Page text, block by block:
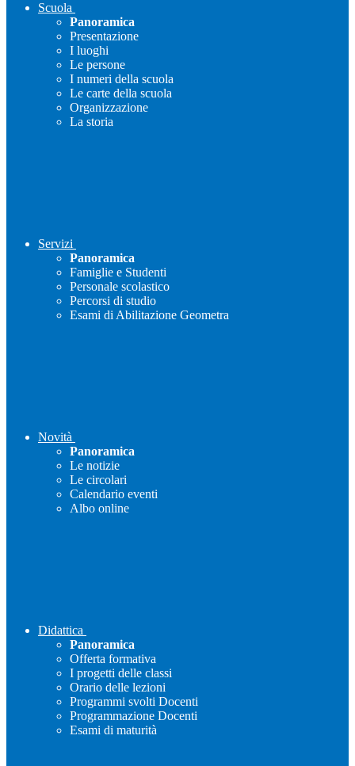
Scuola
Panoramica
Presentazione
I luoghi
Le persone
I numeri della scuola
Le carte della scuola
Organizzazione
La storia
Servizi
Panoramica
Famiglie e Studenti
Personale scolastico
Percorsi di studio
Esami di Abilitazione Geometra
Novità
Panoramica
Le notizie
Le circolari
Calendario eventi
Albo online
Didattica
Panoramica
Offerta formativa
I progetti delle classi
Orario delle lezioni
Programmi svolti Docenti
Programmazione Docenti
Esami di maturità